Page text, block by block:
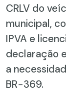
CRLV do
municipal,
IPVA e
declaração
a
BR-369.